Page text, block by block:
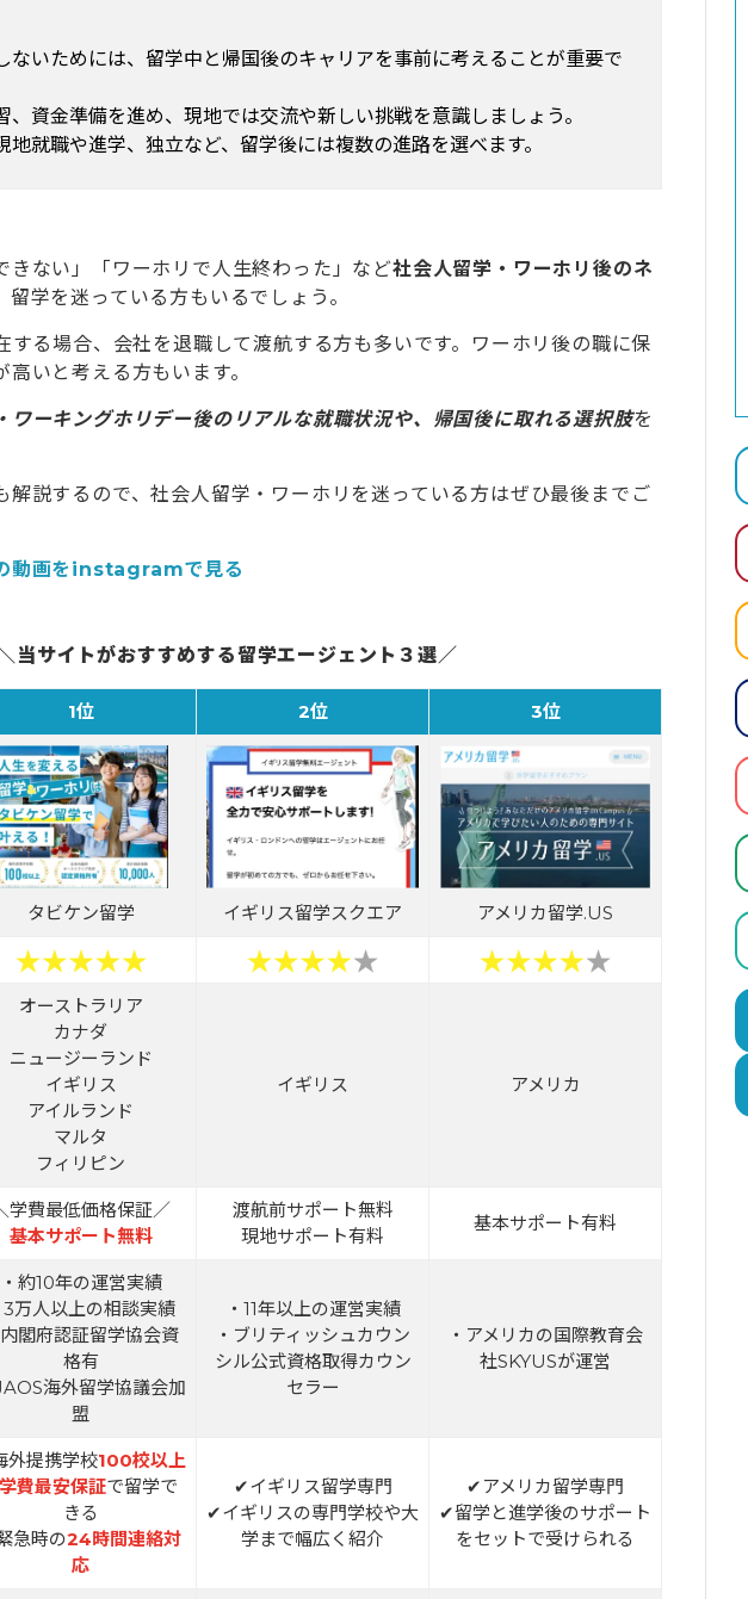
ないためには、留学中と帰国後のキャリアを事前に考えることが重要で
、資金準備を進め、現地では交流や新しい挑戦を意識しましょう。
地就職や進学、独立など、留学後には複数の進路を選べます。
きない」「ワーホリで人生終わった」など社会人留学・ワーホリ後のネ
留学を迷っている方もいるでしょう。
する場合、会社を退職して渡航する方も多いです。ワーホリ後の職に保
いと考える方もいます。
ワーキングホリデー後のリアルな就職状況や、帰国後に取れる選択肢を
解説するので、社会人留学・ワーホリを迷っている方はぜひ最後までご
動画をinstagramで見る
当サイトがおすすめする留学エージェント３選／
1位 2位 3位
タビケン留学 イギリス留学スクエア アメリカ留学.US
オーストラリア
カナダ
ニュージーランド
イギリス
アイルランド
マルタ
フィリピン
イギリス アメリカ
学費最低価格保証／
基本サポート無料
渡航前サポート無料
現地サポート有料
基本サポート有料
・約10年の運営実績
3万人以上の相談実績
内閣府認証留学協会資
格有
海外留学協議会加
盟
・11年以上の運営実績
・ブリティッシュカウン
シル公式資格取得カウン
セラー
・アメリカの国際教育会
社SKYUSが運営
外提携学校100校以上
学費最安保証で留学で
きる
急時の24時間連絡対
応
✔イギリス留学専門
✔イギリスの専門学校や大
学まで幅広く紹介
✔アメリカ留学専門
✔留学と進学後のサポート
をセットで受けられる